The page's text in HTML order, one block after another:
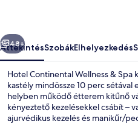
Következő
48+
ÁttekintésSzobákElhelyezkedés
Hotel Continental Wellness & Spa
kastély mindössze 10 perc sétával
helyben működő étterem kitűnő
kényeztető kezelésekkel csábít –
ajurvédikus kezelés és manikűr/